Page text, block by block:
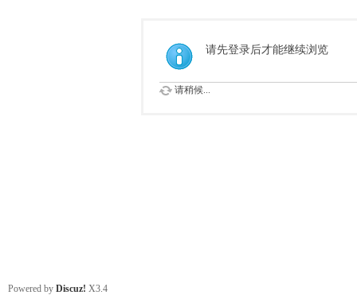
请先登录后才能继续浏览
请稍候...
Powered by Discuz! X3.4